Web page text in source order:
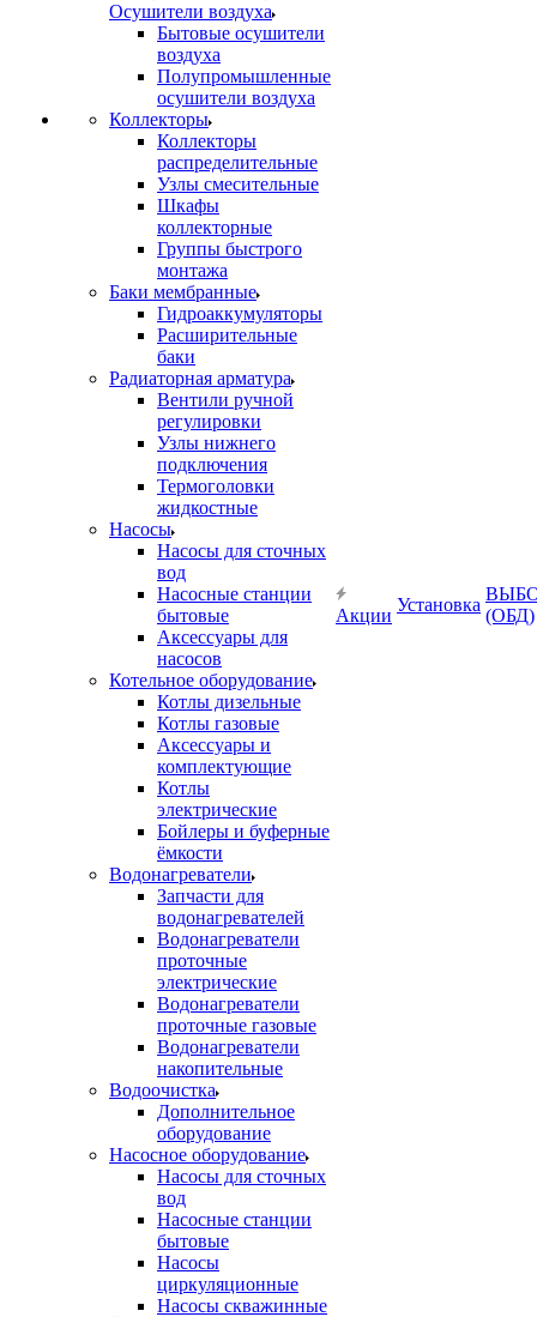
Осушители воздуха
Бытовые осушители
воздуха
Полупромышленные
осушители воздуха
Коллекторы
Коллекторы
распределительные
Узлы смесительные
Шкафы
коллекторные
Группы быстрого
монтажа
Баки мембранные
Гидроаккумуляторы
Расширительные
баки
Радиаторная арматура
Вентили ручной
регулировки
Узлы нижнего
подключения
Термоголовки
жидкостные
Насосы
Насосы для сточных
вод
Насосные станции
бытовые
Аксессуары для
насосов
Котельное оборудование
Котлы дизельные
Котлы газовые
Аксессуары и
комплектующие
Котлы
электрические
Бойлеры и буферные
ёмкости
Водонагреватели
Запчасти для
водонагревателей
Водонагреватели
проточные
электрические
Водонагреватели
проточные газовые
Водонагреватели
накопительные
Водоочистка
Дополнительное
оборудование
Насосное оборудование
Насосы для сточных
вод
Насосные станции
бытовые
Насосы
циркуляционные
Насосы скважинные
Акции
Установка
(ОБД)